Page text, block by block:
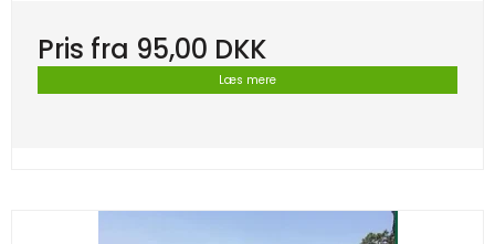
Pris fra 95,00 DKK
Læs mere